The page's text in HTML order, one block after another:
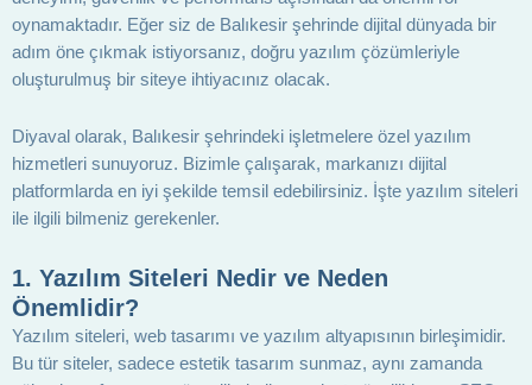
oynamaktadır. Eğer siz de Balıkesir şehrinde dijital dünyada bir
adım öne çıkmak istiyorsanız, doğru yazılım çözümleriyle
oluşturulmuş bir siteye ihtiyacınız olacak.
Diyaval olarak, Balıkesir şehrindeki işletmelere özel yazılım
hizmetleri sunuyoruz. Bizimle çalışarak, markanızı dijital
platformlarda en iyi şekilde temsil edebilirsiniz. İşte yazılım siteleri
ile ilgili bilmeniz gerekenler.
1. Yazılım Siteleri Nedir ve Neden
Önemlidir?
Yazılım siteleri, web tasarımı ve yazılım altyapısının birleşimidir.
Bu tür siteler, sadece estetik tasarım sunmaz, aynı zamanda